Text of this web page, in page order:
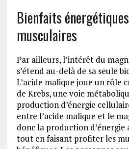
Bienfaits
musculaires
Par ailleurs, l’intérêt du
s’étend au-delà de sa seule
L’acide malique joue un rôle
de Krebs, une voie
production d’énergie
entre l’acide malique et le
donc la production
tout en faisant profiter les